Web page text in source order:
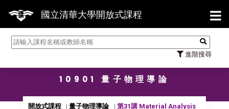
國立清華大學開放式課程
進階搜尋
【
10901 量子物理導論
開放式課程 量子物理導論 第31講 Material Analysis